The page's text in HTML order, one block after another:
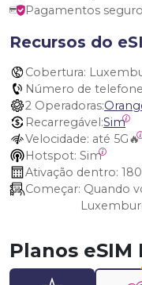
Pagamentos
Recursos do
Cobertura:
Número de
2 Operadoras:
Recarregável:Sim
Velocidade: até 5G🔥
Hotspot: Sim
Ativação dentro:
Começar:
Planos